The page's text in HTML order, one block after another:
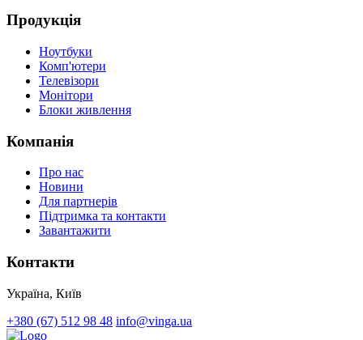
Продукція
Ноутбуки
Комп'ютери
Телевізори
Монітори
Блоки живлення
Компанія
Про нас
Новини
Для партнерів
Підтримка та контакти
Завантажити
Контакти
Україна, Київ
+380 (67) 512 98 48 info@vinga.ua